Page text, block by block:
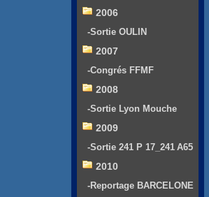
2006
-Sortie OULIN
2007
-Congrés FFMF
2008
-Sortie Lyon Mouche
2009
-Sortie 241 P 17_241 A65
2010
-Reportage BARCELONE